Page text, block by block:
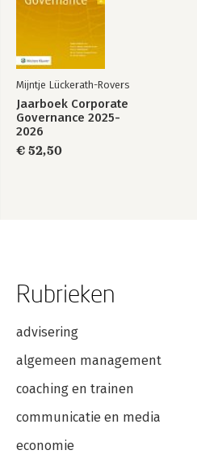
Mijntje Lückerath-Rovers
Jaarboek Corporate
Governance 2025-
2026
€ 52,50
Rubrieken
advisering
algemeen management
coaching en trainen
communicatie en media
economie